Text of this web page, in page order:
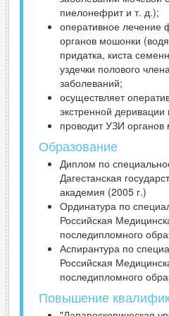
пиелонефрит и т. д.);
оперативное лечение
органов мошонки
придатка, киста
уздечки полового
заболеваний;
осуществляет
экстренной деривации
проводит УЗИ
Образование
Диплом по
Дагестанская
академия (2005 г.)
Ординатура по
Российская
последипломного
Аспирантура по
Российская
последипломного
Повышение